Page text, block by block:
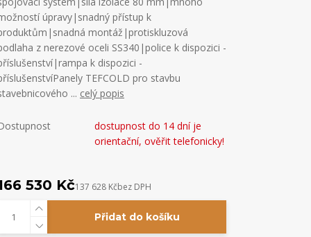
úpravy|snadný přístup k
montáž|protiskluzová
z nerezové oceli SS340|police k dispozici -
k dispozici -
TEFCOLD pro stavbu
... celý popis
dostupnost do 14 dní je
orientační, ověřit telefonicky!
530 Kč137 628 Kčbez DPH
Přidat do košíku